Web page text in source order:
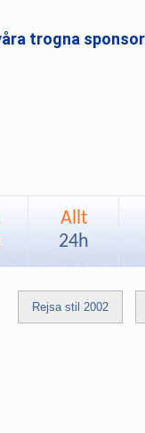
trogna
Allt
24h
Rejsa stil 2002